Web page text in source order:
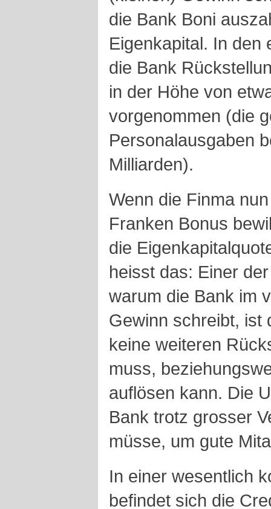
die Bank Boni
Eigenkapital. In den
die Bank
in der Höhe von
vorgenommen (die
Personalausgaben
Milliarden).
Wenn die Finma
Franken Bonus
die
heisst das: Einer
warum die Bank im
Gewinn schreibt, ist
keine weiteren
muss,
auflösen kann. Die
Bank trotz grosser
müsse, um gute
In einer wesentlich
befindet sich die